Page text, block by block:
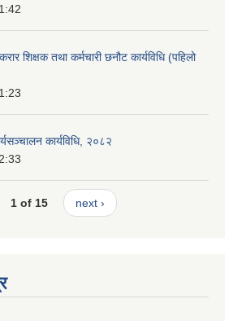
शिक्षक तथा कर्मचारी छनौट कार्यविधि (पहिलो
कार्यविधि, २०८२
1 of 15 next ›